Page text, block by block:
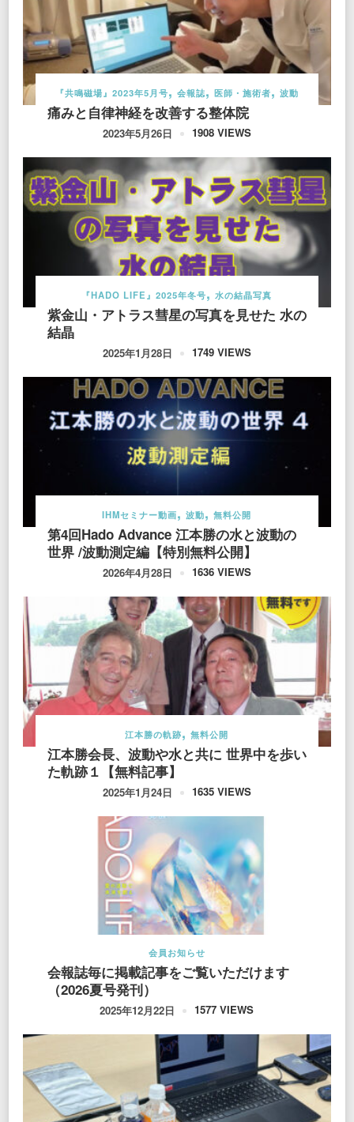
『共鳴磁場』2023年5月号 会報誌 医師・施術者 波動
痛みと自律神経を改善する整体院
2023年5月26日 1908 VIEWS
『HADO LIFE』2025年冬号 水の結晶写真
紫金山・アトラス彗星の写真を見せた 水の
結晶
2025年1月28日 1749 VIEWS
IHMセミナー動画 波動 無料公開
第4回Hado Advance 江本勝の水と波動の
世界 /波動測定編【特別無料公開】
2026年4月28日 1636 VIEWS
江本勝の軌跡 無料公開
江本勝会長、波動や水と共に 世界中を歩い
た軌跡１【無料記事】
2025年1月24日 1635 VIEWS
会員お知らせ
会報誌毎に掲載記事をご覧いただけます
（2026夏号発刊）
2025年12月22日 1577 VIEWS